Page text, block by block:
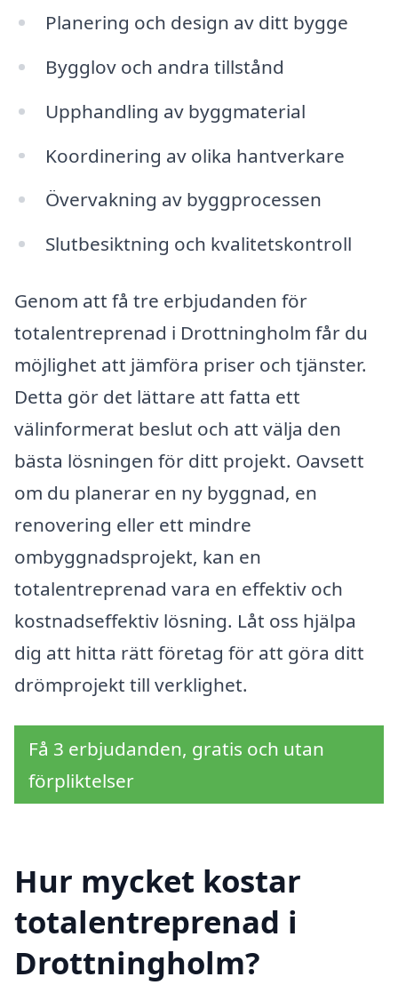
Planering och design av ditt bygge
Bygglov och andra tillstånd
Upphandling av byggmaterial
Koordinering av olika hantverkare
Övervakning av byggprocessen
Slutbesiktning och kvalitetskontroll
Genom att få tre erbjudanden för
totalentreprenad i Drottningholm får du
möjlighet att jämföra priser och tjänster.
Detta gör det lättare att fatta ett
välinformerat beslut och att välja den
bästa lösningen för ditt projekt. Oavsett
om du planerar en ny byggnad, en
renovering eller ett mindre
ombyggnadsprojekt, kan en
totalentreprenad vara en effektiv och
kostnadseffektiv lösning. Låt oss hjälpa
dig att hitta rätt företag för att göra ditt
drömprojekt till verklighet.
Få 3 erbjudanden, gratis och utan
förpliktelser
Hur mycket kostar
totalentreprenad i
Drottningholm?